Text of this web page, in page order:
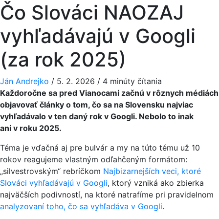
Čo Slováci NAOZAJ
vyhľadávajú v Googli
(za rok 2025)
Ján Andrejko / 5. 2. 2026 / 4 minúty čítania
Každoročne sa pred Vianocami začnú v rôznych médiách
objavovať články o tom, čo sa na Slovensku najviac
vyhľadávalo v ten daný rok v Googli. Nebolo to inak
ani v roku 2025.
Téma je vďačná aj pre bulvár a my na túto tému už 10
rokov reagujeme vlastným odľahčeným formátom:
„silvestrovským“ rebríčkom Najbizarnejších veci, ktoré
Slováci vyhľadávajú v Googli, ktorý vzniká ako zbierka
najväčších podivností, na ktoré natrafíme pri pravidelnom
analyzovaní toho, čo sa vyhľadáva v Googli.